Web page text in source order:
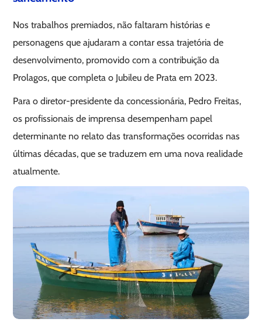
Nos trabalhos premiados, não faltaram histórias e
personagens que ajudaram a contar essa trajetória de
desenvolvimento, promovido com a contribuição da
Prolagos, que completa o Jubileu de Prata em 2023.
Para o diretor-presidente da concessionária, Pedro Freitas,
os profissionais de imprensa desempenham papel
determinante no relato das transformações ocorridas nas
últimas décadas, que se traduzem em uma nova realidade
atualmente.